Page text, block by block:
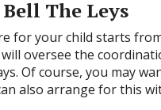
The Leys
for your child starts
oversee the
Of course, you may
also arrange for this